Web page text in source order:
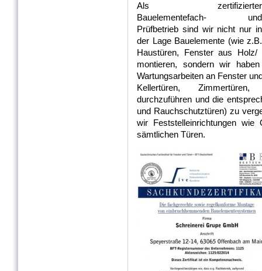
Als zertifizierter
Bauelementefach- und
Prüfbetrieb sind wir nicht nur in
der Lage Bauelemente (wie z.B.
Haustüren, Fenster aus
montieren, sondern wir
Wartungsarbeiten an Fenster
Kellertüren, Zimmertüren,
durchzuführen und die
und Rauchschutztüren) zu
wir Feststelleinrichtungen wie
sämtlichen Türen.